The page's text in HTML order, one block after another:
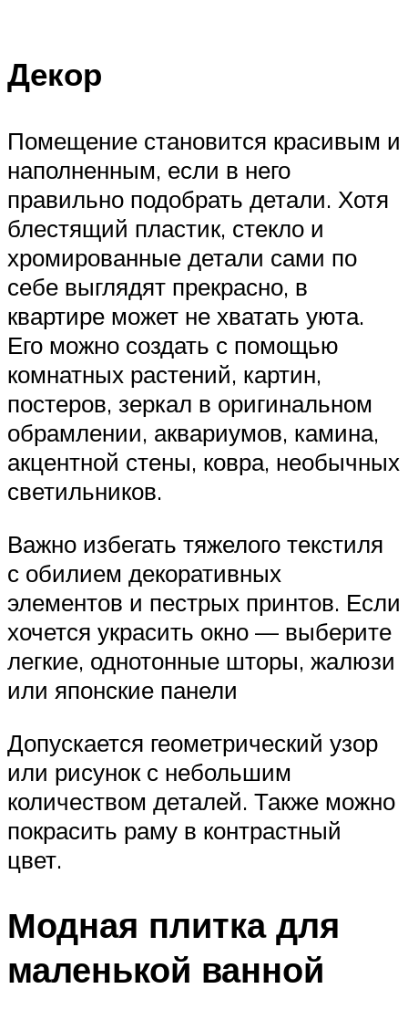
Декор
Помещение становится красивым и
наполненным, если в него
правильно подобрать детали. Хотя
блестящий пластик, стекло и
хромированные детали сами по
себе выглядят прекрасно, в
квартире может не хватать уюта.
Его можно создать с помощью
комнатных растений, картин,
постеров, зеркал в оригинальном
обрамлении, аквариумов, камина,
акцентной стены, ковра, необычных
светильников.
Важно избегать тяжелого текстиля
с обилием декоративных
элементов и пестрых принтов. Если
хочется украсить окно — выберите
легкие, однотонные шторы, жалюзи
или японские панели
Допускается геометрический узор
или рисунок с небольшим
количеством деталей. Также можно
покрасить раму в контрастный
цвет.
Модная плитка для
маленькой ванной